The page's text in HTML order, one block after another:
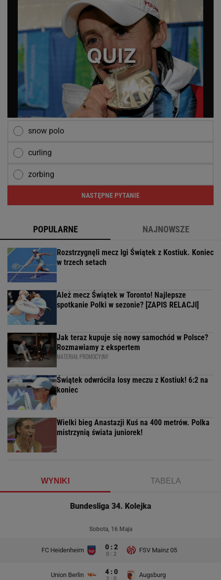
snow polo
curling
zorbing
NASTĘPNE PYTANIE
POPULARNE NAJNOWSZE
Rozstrzygnęli mecz Igi Świątek z Kostiuk. Koniec
w trzech setach
Ależ mecz Świątek w Toronto! Najlepsze
spotkanie Polki w sezonie? [ZAPIS RELACJI]
Jak teraz kupuje się nowy samochód w Polsce?
Rozmawiamy z ekspertem
MATERIAŁ PROMOCYJNY
Świątek odwróciła losy meczu z Kostiuk! 6:2 na
koniec
Wielki bieg Anastazji Kuś na 400 metrów. Polka
mistrzynią świata juniorek!
WYNIKI TABELA
Bundesliga 34. Kolejka
Sobota, 16 Maja
FC Heidenheim 0 : 2
0 : 2
FSV Mainz 05
Union Berlin 4 : 0 Augsburg